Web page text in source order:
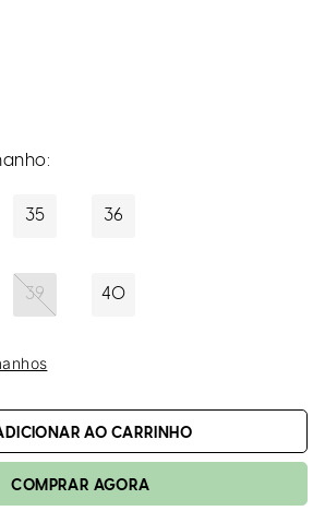
35 36
39 40
AO CARRINHO